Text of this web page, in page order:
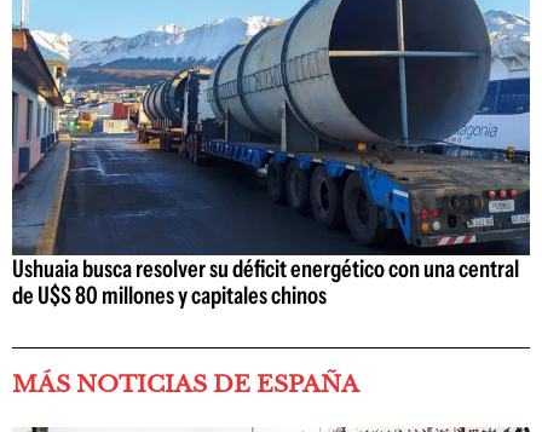
Ushuaia busca resolver su déficit energético con una central
de U$S 80 millones y capitales chinos
MÁS NOTICIAS DE ESPAÑA